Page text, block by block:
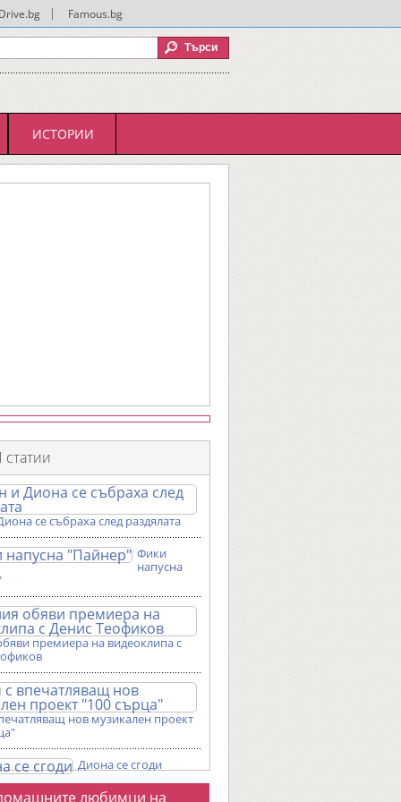
Famous.bg
ИСТОРИИ
се събраха след раздялата
Фики
напусна
премиера на видеоклипа с
нов музикален проект
Диона се сгоди
любимци на